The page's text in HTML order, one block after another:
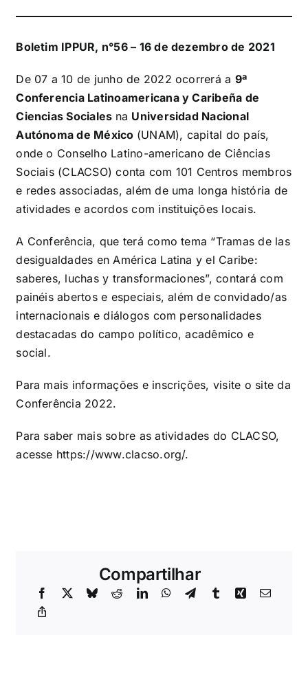
Boletim IPPUR, n°56 – 16 de dezembro de 2021
De 07 a 10 de junho de 2022 ocorrerá a 9ª
Conferencia Latinoamericana y Caribeña de
Ciencias Sociales na Universidad Nacional
Autónoma de México (UNAM), capital do país,
onde o Conselho Latino-americano de Ciências
Sociais (CLACSO)conta com 101 Centros membros
e redes associadas, além de uma longa história de
atividades e acordos com instituições locais.
A Conferência, que terá como tema “Tramas de las
desigualdades en América Latina y el Caribe:
saberes, luchas y transformaciones”, contará com
painéis abertos e especiais, além de convidado/as
internacionais e diálogos com personalidades
destacadas do campo político, acadêmico e
social.
Para mais informações e inscrições, visite o site da
Conferência 2022.
Para saber mais sobre as atividades do CLACSO,
acesse https://www.clacso.org/.
Compartilhar